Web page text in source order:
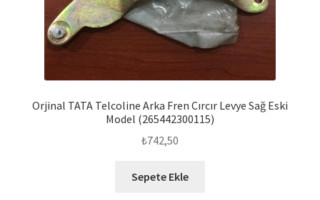
Orjinal TATA Telcoline Arka Fren Cırcır Levye Sağ Eski
Model (265442300115)
₺742,50
Sepete Ekle